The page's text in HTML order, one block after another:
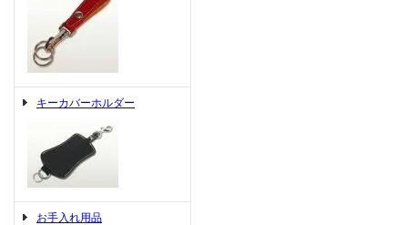
キーカバーホルダー
お手入れ用品